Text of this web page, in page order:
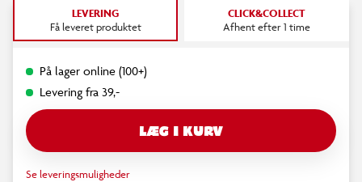
LEVERING
Få leveret produktet
CLICK&COLLECT
Afhent efter 1 time
På lager online (100+)
Levering fra 39,-
LÆG I KURV
Se leveringsmuligheder